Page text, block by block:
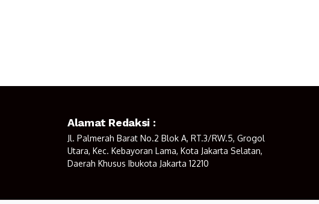
Alamat Redaksi :
Jl. Palmerah Barat No.2 Blok A, RT.3/RW.5, Grogol
Utara, Kec. Kebayoran Lama, Kota Jakarta Selatan,
Daerah Khusus Ibukota Jakarta 12210